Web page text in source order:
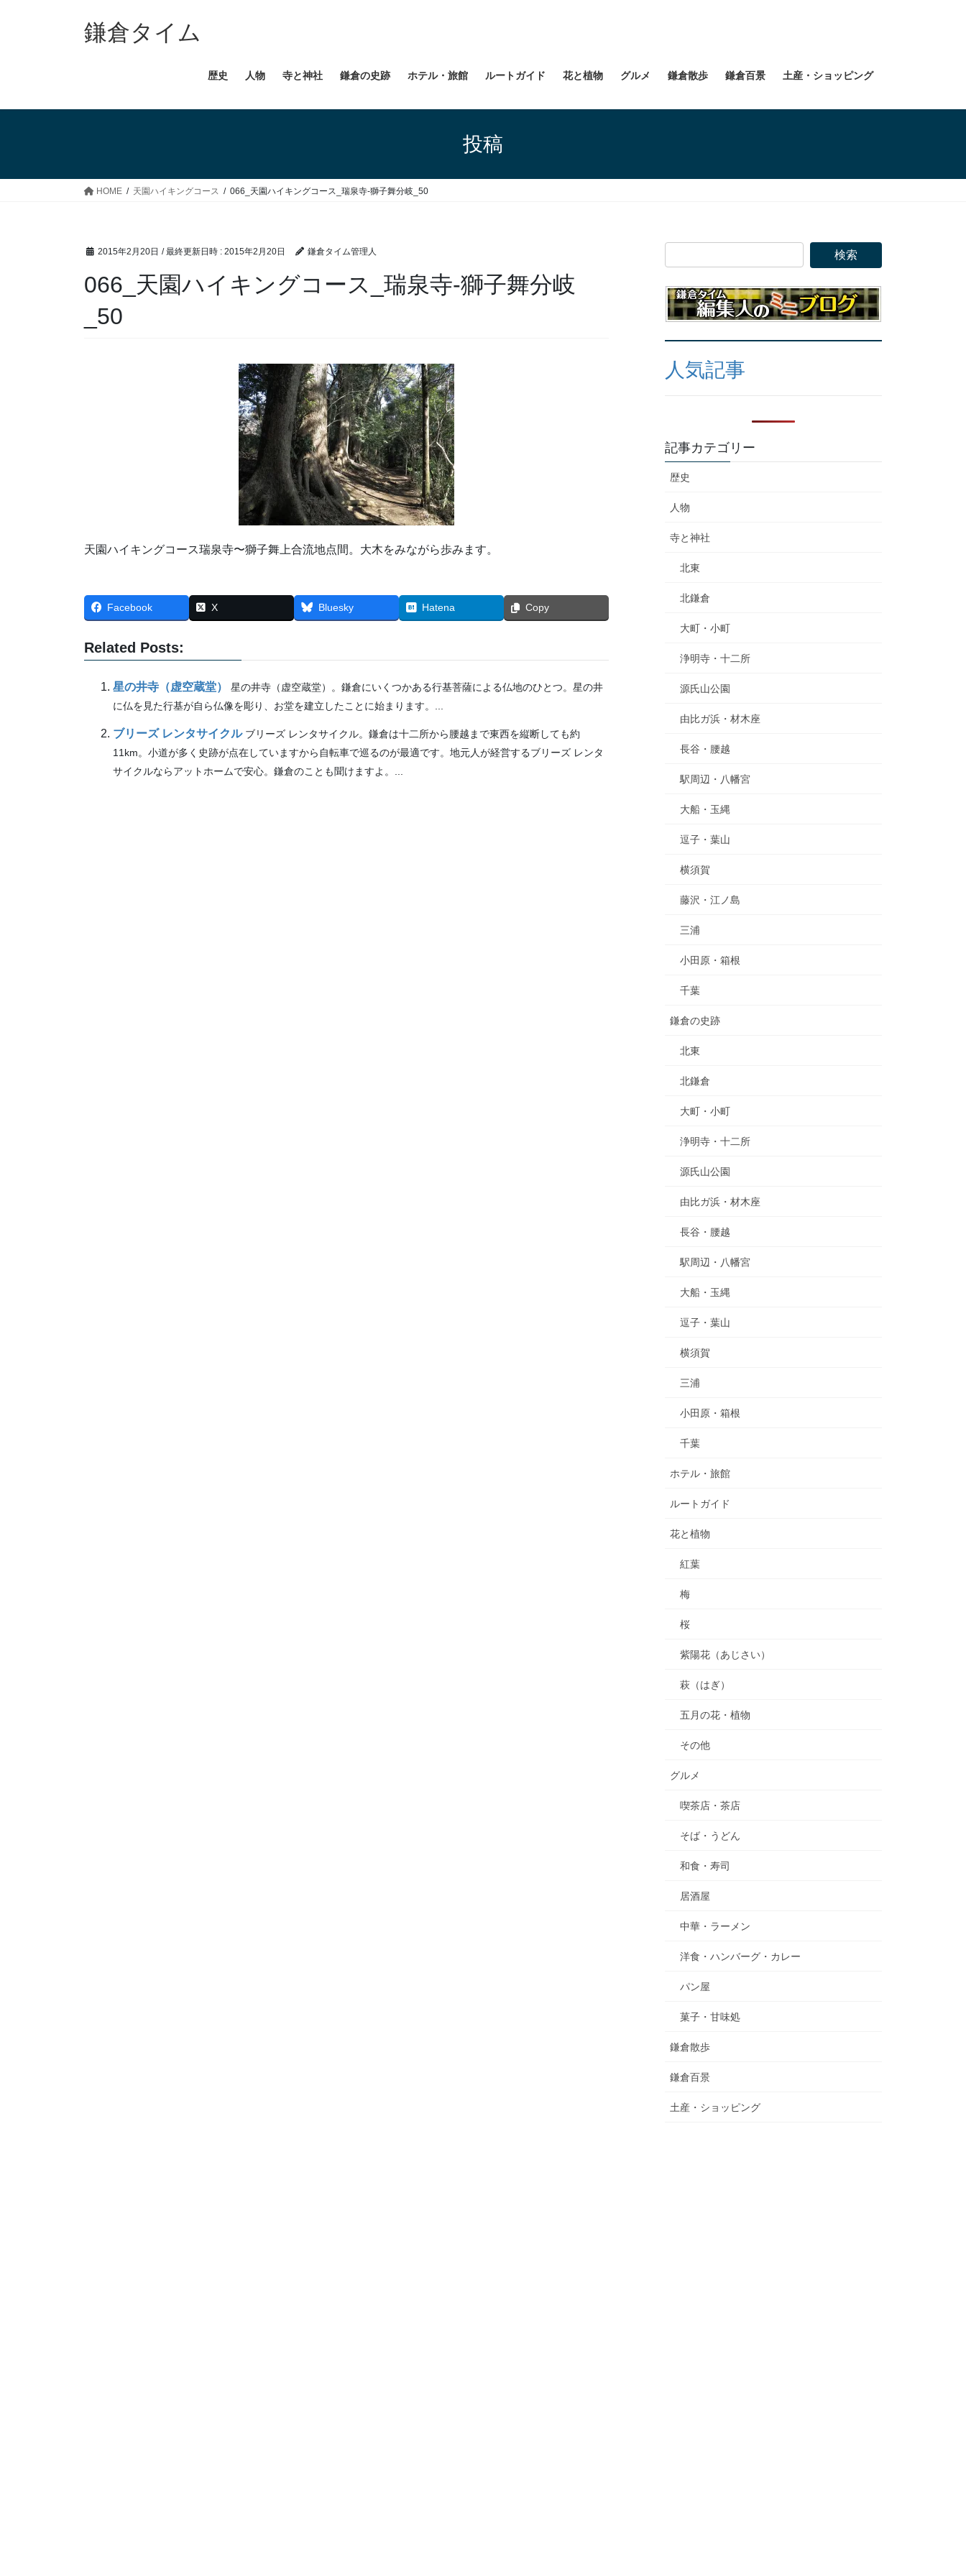
ス
ン
鎌倉タイム
歴史 人物 寺と神社 鎌倉の史跡 ホテル・旅館 ルートガイド 花と植物 グルメ 鎌倉散歩 鎌倉百景 土産・ショッピング
投稿
HOME 天園ハイキングコース 066_天園ハイキングコース_瑞泉寺-獅子舞分岐_50
2015年2月20日 / 最終更新日時 : 2015年2月20日 鎌倉タイム管理人
066_天園ハイキングコース_瑞泉寺-獅子舞分岐
_50
天園ハイキングコース瑞泉寺〜獅子舞上合流地点間。大木をみながら歩みます。
Facebook X Bluesky Hatena Copy
Related Posts:
星の井寺（虚空蔵堂）
星の井寺（虚空蔵堂）。鎌倉にいくつかある行基菩薩による仏地のひとつ。星の井
に仏を見た行基が自ら仏像を彫り、お堂を建立したことに始まります。...
ブリーズ レンタサイクル ブリーズ レンタサイクル。鎌倉は十二所から腰越まで東西を縦断しても約
11km。小道が多く史跡が点在していますから自転車で巡るのが最適です。地元人が経営するブリーズ レンタ
サイクルならアットホームで安心。鎌倉のことも聞けますよ。...
人気記事
記事カテゴリー
歴史
人物
寺と神社
北東
北鎌倉
大町・小町
浄明寺・十二所
源氏山公園
由比ガ浜・材木座
長谷・腰越
駅周辺・八幡宮
大船・玉縄
逗子・葉山
横須賀
藤沢・江ノ島
三浦
小田原・箱根
千葉
鎌倉の史跡
北東
北鎌倉
大町・小町
浄明寺・十二所
源氏山公園
由比ガ浜・材木座
長谷・腰越
駅周辺・八幡宮
大船・玉縄
逗子・葉山
横須賀
三浦
小田原・箱根
千葉
ホテル・旅館
ルートガイド
花と植物
紅葉
梅
桜
紫陽花（あじさい）
萩（はぎ）
五月の花・植物
その他
グルメ
喫茶店・茶店
そば・うどん
和食・寿司
居酒屋
中華・ラーメン
洋食・ハンバーグ・カレー
パン屋
菓子・甘味処
鎌倉散歩
鎌倉百景
土産・ショッピング